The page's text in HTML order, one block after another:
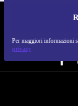
Per maggiori informazioni
privacy